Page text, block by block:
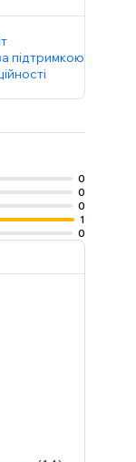
підтримкою
0
0
0
1
0